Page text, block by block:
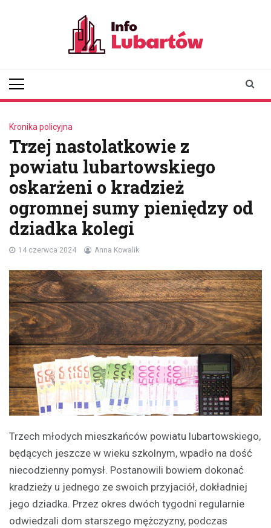
Kronika policyjna
Trzej nastolatkowie z
powiatu lubartowskiego
oskarżeni o kradzież
ogromnej sumy pieniędzy od
dziadka kolegi
14 czerwca 2024 Anna Kowalik
Trzech młodych mieszkańców powiatu lubartowskiego,
będących jeszcze w wieku szkolnym, wpadło na dość
niecodzienny pomysł. Postanowili bowiem dokonać
kradzieży u jednego ze swoich przyjaciół, dokładniej
jego dziadka. Przez okres dwóch tygodni regularnie
odwiedzali dom starszego mężczyzny, podczas